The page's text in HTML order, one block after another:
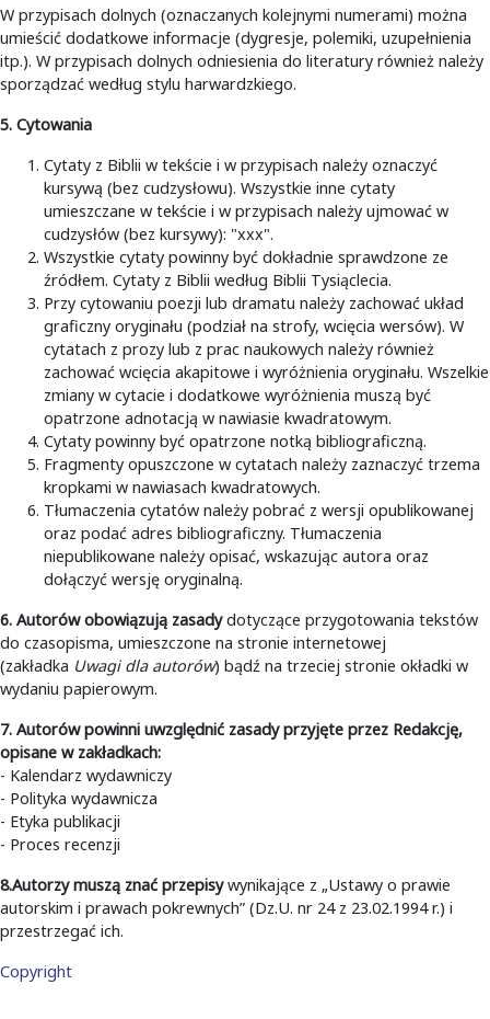
W przypisach dolnych (oznaczanych kolejnymi numerami) można
umieścić dodatkowe informacje (dygresje, polemiki, uzupełnienia
itp.). W przypisach dolnych odniesienia do literatury również należy
sporządzać według stylu harwardzkiego.
5. Cytowania
Cytaty z Biblii w tekście i w przypisach należy oznaczyć
kursywą (bez cudzysłowu). Wszystkie inne cytaty
umieszczane w tekście i w przypisach należy ujmować w
cudzysłów (bez kursywy): "xxx".
Wszystkie cytaty powinny być dokładnie sprawdzone ze
źródłem. Cytaty z Biblii według Biblii Tysiąclecia.
Przy cytowaniu poezji lub dramatu należy zachować układ
graficzny oryginału (podział na strofy, wcięcia wersów). W
cytatach z prozy lub z prac naukowych należy również
zachować wcięcia akapitowe i wyróżnienia oryginału. Wszelkie
zmiany w cytacie i dodatkowe wyróżnienia muszą być
opatrzone adnotacją w nawiasie kwadratowym.
Cytaty powinny być opatrzone notką bibliograficzną.
Fragmenty opuszczone w cytatach należy zaznaczyć trzema
kropkami w nawiasach kwadratowych.
Tłumaczenia cytatów należy pobrać z wersji opublikowanej
oraz podać adres bibliograficzny. Tłumaczenia
niepublikowane należy opisać, wskazując autora oraz
dołączyć wersję oryginalną.
6. Autorów obowiązują zasadydotyczące przygotowania tekstów
do czasopisma, umieszczone na stronie internetowej
(zakładka Uwagi dla autorów) bądź na trzeciej stronie okładki w
wydaniu papierowym.
7. Autorów powinni uwzględnić zasady przyjęte przez Redakcję,
opisane w zakładkach:
- Kalendarz wydawniczy
- Polityka wydawnicza
- Etyka publikacji
- Proces recenzji
8.Autorzy muszą znać przepisywynikające z „Ustawy o prawie
autorskim i prawach pokrewnych” (Dz.U. nr 24 z 23.02.1994 r.) i
przestrzegać ich.
Copyright